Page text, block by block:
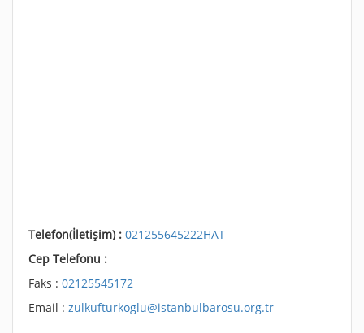
Telefon(İletişim) : 021255645222HAT
Cep Telefonu :
Faks : 02125545172
Email : zulkufturkoglu@istanbulbarosu.org.tr